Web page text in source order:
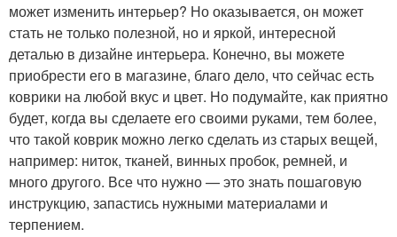
может изменить интерьер? Но оказывается, он может
стать не только полезной, но и яркой, интересной
деталью в дизайне интерьера. Конечно, вы можете
приобрести его в магазине, благо дело, что сейчас есть
коврики на любой вкус и цвет. Но подумайте, как приятно
будет, когда вы сделаете его своими руками, тем более,
что такой коврик можно легко сделать из старых вещей,
например: ниток, тканей, винных пробок, ремней, и
много другого. Все что нужно — это знать пошаговую
инструкцию, запастись нужными материалами и
терпением.